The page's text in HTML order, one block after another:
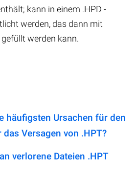
kann in einem .HPD -
werden, das dann mit
werden kann.
häufigsten Ursachen für den
Versagen von .HPT?
verlorene Dateien .HPT